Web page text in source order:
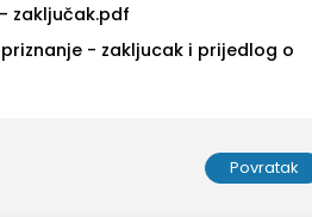
zaključak.pdf
- zakljucak i prijedlog o
Povratak